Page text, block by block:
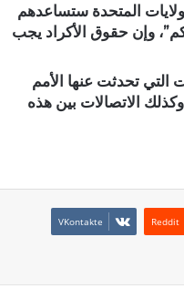
المتحدة ستساعدهم
وإن حقوق الأكراد يجب
التي تحدثت عنها الأمم
الاتصالات بين هذه